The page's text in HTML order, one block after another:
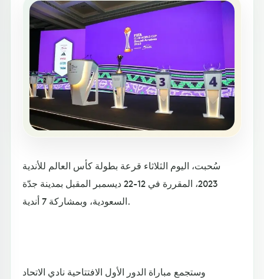
سُحبت، اليوم الثلاثاء قرعة بطولة كأس العالم للأندية
2023، المقررة في 12-22 ديسمبر المقبل بمدينة جدّة
السعودية، وبمشاركة 7 أندية.
وستجمع مباراة الدور الأول الافتتاحية نادي الاتحاد